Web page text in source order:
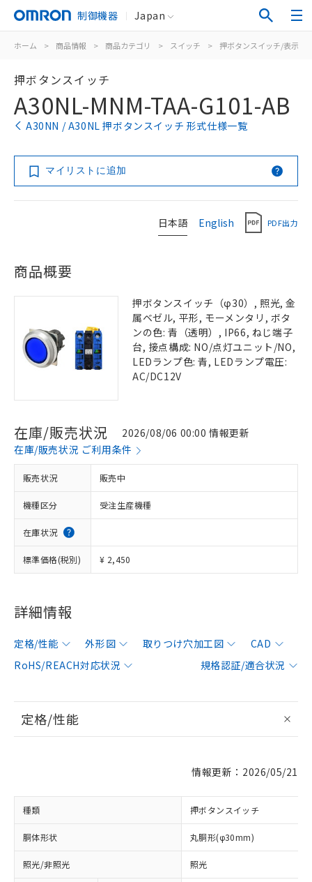
制御機器 Japan
ホーム > 商品情報 > 商品カテゴリ > スイッチ > 押ボタンスイッチ/表示灯
押ボタンスイッチ
A30NL-MNM-TAA-G101-AB
A30NN / A30NL 押ボタンスイッチ 形式仕様一覧
マイリストに追加
日本語 English PDF出力
商品概要
押ボタンスイッチ（φ30）, 照光, 金
属ベゼル, 平形, モーメンタリ, ボタ
ンの色: 青（透明）, IP66, ねじ端子
台, 接点構成: NO/点灯ユニット/NO,
LEDランプ色: 青, LEDランプ電圧:
AC/DC12V
在庫/販売状況
2026/08/06 00:00 情報更新
在庫/販売状況 ご利用条件
販売状況 販売中
機種区分 受注生産機種
在庫状況
標準価格(税別) ¥ 2,450
詳細情報
定格/性能 外形図 取りつけ穴加工図
CAD
RoHS/REACH対応状況
規格認証/適合状況
定格/性能
情報更新：2026/05/21
種類 押ボタンスイッチ
胴体形状 丸胴形(φ30mm)
照光/非照光 照光